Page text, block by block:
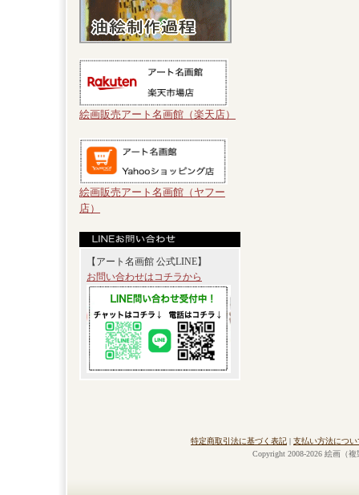
絵画販売アート名画館（楽天店）
絵画販売アート名画館（ヤフー
店）
【アート名画館 公式LINE】
お問い合わせはコチラから
特定商取引法に基づく表記 | 支払い方法につい
Copyright 2008-2026 絵画（